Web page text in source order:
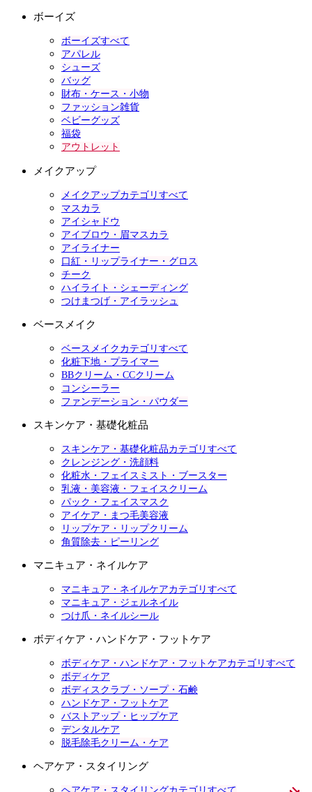
ボーイズ
ボーイズすべて
アパレル
シューズ
バッグ
財布・ケース・小物
ファッション雑貨
ベビーグッズ
福袋
アウトレット
メイクアップ
メイクアップカテゴリすべて
マスカラ
アイシャドウ
アイブロウ・眉マスカラ
アイライナー
口紅・リップライナー・グロス
チーク
ハイライト・シェーディング
つけまつげ・アイラッシュ
ベースメイク
ベースメイクカテゴリすべて
化粧下地・プライマー
BBクリーム・CCクリーム
コンシーラー
ファンデーション・パウダー
スキンケア・基礎化粧品
スキンケア・基礎化粧品カテゴリすべて
クレンジング・洗顔料
化粧水・フェイスミスト・ブースター
乳液・美容液・フェイスクリーム
パック・フェイスマスク
アイケア・まつ毛美容液
リップケア・リップクリーム
角質除去・ピーリング
マニキュア・ネイルケア
マニキュア・ネイルケアカテゴリすべて
マニキュア・ジェルネイル
つけ爪・ネイルシール
ボディケア・ハンドケア・フットケア
ボディケア・ハンドケア・フットケアカテゴリすべて
ボディケア
ボディスクラブ・ソープ・石鹸
ハンドケア・フットケア
バストアップ・ヒップケア
デンタルケア
脱毛除毛クリーム・ケア
ヘアケア・スタイリング